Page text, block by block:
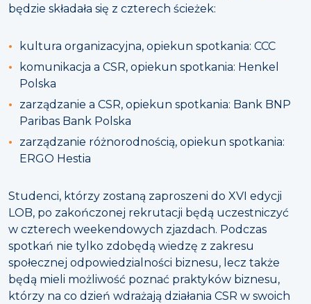
będzie składała się z czterech ścieżek:
kultura organizacyjna, opiekun spotkania: CCC
komunikacja a CSR, opiekun spotkania: Henkel
Polska
zarządzanie a CSR, opiekun spotkania: Bank BNP
Paribas Bank Polska
zarządzanie różnorodnością, opiekun spotkania:
ERGO Hestia
Studenci, którzy zostaną zaproszeni do XVI edycji
LOB, po zakończonej rekrutacji będą uczestniczyć
w czterech weekendowych zjazdach. Podczas
spotkań nie tylko zdobędą wiedzę z zakresu
społecznej odpowiedzialności biznesu, lecz także
będą mieli możliwość poznać praktyków biznesu,
którzy na co dzień wdrażają działania CSR w swoich